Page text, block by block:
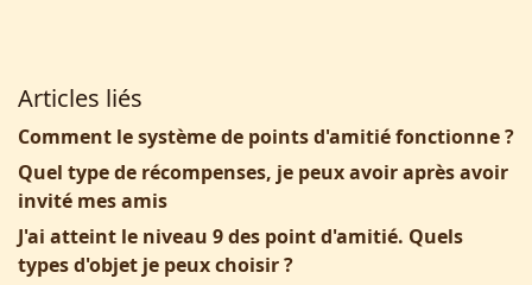
Articles liés
Comment le système de points d'amitié fonctionne ?
Quel type de récompenses, je peux avoir après avoir
invité mes amis
J'ai atteint le niveau 9 des point d'amitié. Quels
types d'objet je peux choisir ?